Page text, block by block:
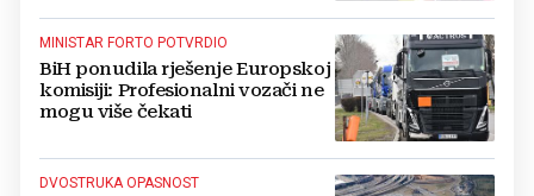
MINISTAR FORTO POTVRDIO
BiH ponudila rješenje Europskoj
komisiji: Profesionalni vozači ne
mogu više čekati
DVOSTRUKA OPASNOST